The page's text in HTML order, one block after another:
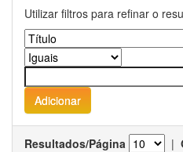
Utilizar filtros para refinar o
Resultados/Página |